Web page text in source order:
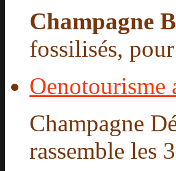
Champagne
fossilisés,
Oenotourisme
Champagne
rassemble les